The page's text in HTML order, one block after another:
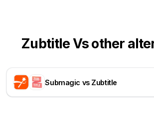
Zubtitle Vs other
Submagic vs Zubtitle